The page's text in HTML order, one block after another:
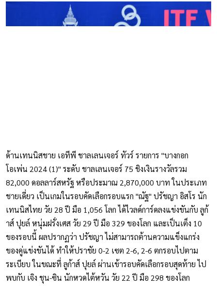
ด้านเทนนิสชาย เอทีพี ชาลเลนเจอร์ ทัวร์ รายการ "บางกอก
โอเพ่น 2024 (1)" ระดับ ชาลเลนเจอร์ 75 ชิงเงินรางวัลรวม
82,000 ดอลลาร์สหรัฐ หรือประมาณ 2,870,000 บาท ในประเภท
ชายเดี่ยว เป็นเกมในรอบคัดเลือกรอบแรก "ณัฐ" ปรัชญา อิสโร นัก
เทนนิสไทย วัย 28 ปี มือ 1,056 โลก ได้ไวลด์การ์ดลงแข่งขันกับ ลูก้
าส์ ปุยล์ หนุ่มฝรั่งเศส วัย 29 ปี มือ 329 ของโลก และเป็นเต็ง 10
ของรอบนี้ ผลปรากฏว่า ปรัชญา ไม่สามารถต้านความแข็งแกร่ง
ของคู่แข่งขันได้ ทำให้ปราชัย 0-2 เซต 2-6, 2-6 ตกรอบไปตาม
ระเบียบ ในขณะที่ ลูก้าส์ ปุยล์ ผ่านเข้ารอบคัดเลือกรอบสุดท้าย ไป
พบกับ เจิง ชุน-ซิน นักหวดไต้หวัน วัย 22 ปี มือ 298 ของโลก